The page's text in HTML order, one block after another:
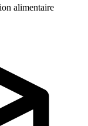
alimentaire